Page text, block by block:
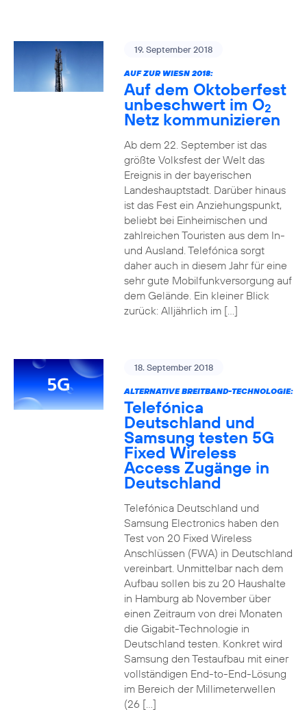
19. September 2018
AUF ZUR WIESN 2018:
Auf dem Oktoberfest
unbeschwert im O2
Netz kommunizieren
Ab dem 22. September ist das
größte Volksfest der Welt das
Ereignis in der bayerischen
Landeshauptstadt. Darüber hinaus
ist das Fest ein Anziehungspunkt,
beliebt bei Einheimischen und
zahlreichen Touristen aus dem In-
und Ausland. Telefónica sorgt
daher auch in diesem Jahr für eine
sehr gute Mobilfunkversorgung auf
dem Gelände. Ein kleiner Blick
zurück: Alljährlich im […]
18. September 2018
ALTERNATIVE BREITBAND-TECHNOLOGIE:
Telefónica
Deutschland und
Samsung testen 5G
Fixed Wireless
Access Zugänge in
Deutschland
Telefónica Deutschland und
Samsung Electronics haben den
Test von 20 Fixed Wireless
Anschlüssen (FWA) in Deutschland
vereinbart. Unmittelbar nach dem
Aufbau sollen bis zu 20 Haushalte
in Hamburg ab November über
einen Zeitraum von drei Monaten
die Gigabit-Technologie in
Deutschland testen. Konkret wird
Samsung den Testaufbau mit einer
vollständigen End-to-End-Lösung
im Bereich der Millimeterwellen
(26 […]